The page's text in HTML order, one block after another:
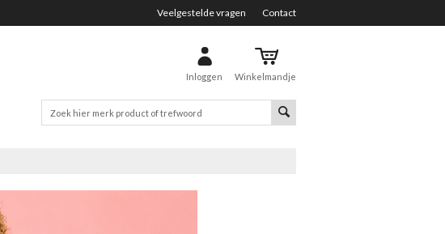
Veelgestelde vragen Contact
Inloggen Winkelmandje